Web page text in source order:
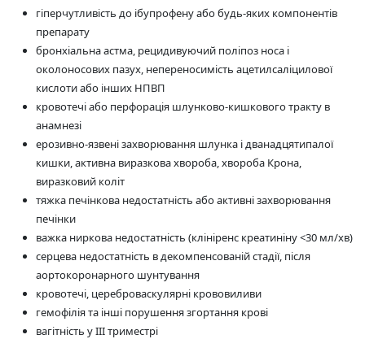
гіперчутливість до ібупрофену або будь-яких компонентів
препарату
бронхіальна астма, рецидивуючий поліпоз носа і
околоносових пазух, непереносимість ацетилсаліцилової
кислоти або інших НПВП
кровотечі або перфорація шлунково-кишкового тракту в
анамнезі
ерозивно-язвені захворювання шлунка і дванадцятипалої
кишки, активна виразкова хвороба, хвороба Крона,
виразковий коліт
тяжка печінкова недостатність або активні захворювання
печінки
важка ниркова недостатність (клініренс креатиніну <30 мл/хв)
серцева недостатність в декомпенсованій стадії, після
аортокоронарного шунтування
кровотечі, цереброваскулярні крововиливи
гемофілія та інші порушення згортання крові
вагітність у III триместрі